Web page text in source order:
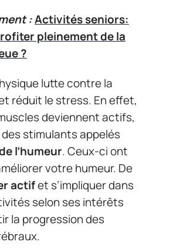
:Activités seniors:
pleinement de la
?
lutte contre la
réduit le stress. En effet,
deviennent actifs,
stimulants appelés
l’humeur. Ceux-ci ont
votre humeur. De
actifet s’impliquer dans
selon ses intérêts
la progression des